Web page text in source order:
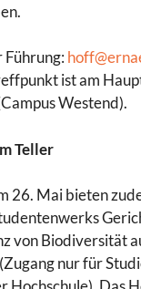
Führung:
ist am
Westend).
Teller
26. Mai bieten
von Biodiversität
nur für